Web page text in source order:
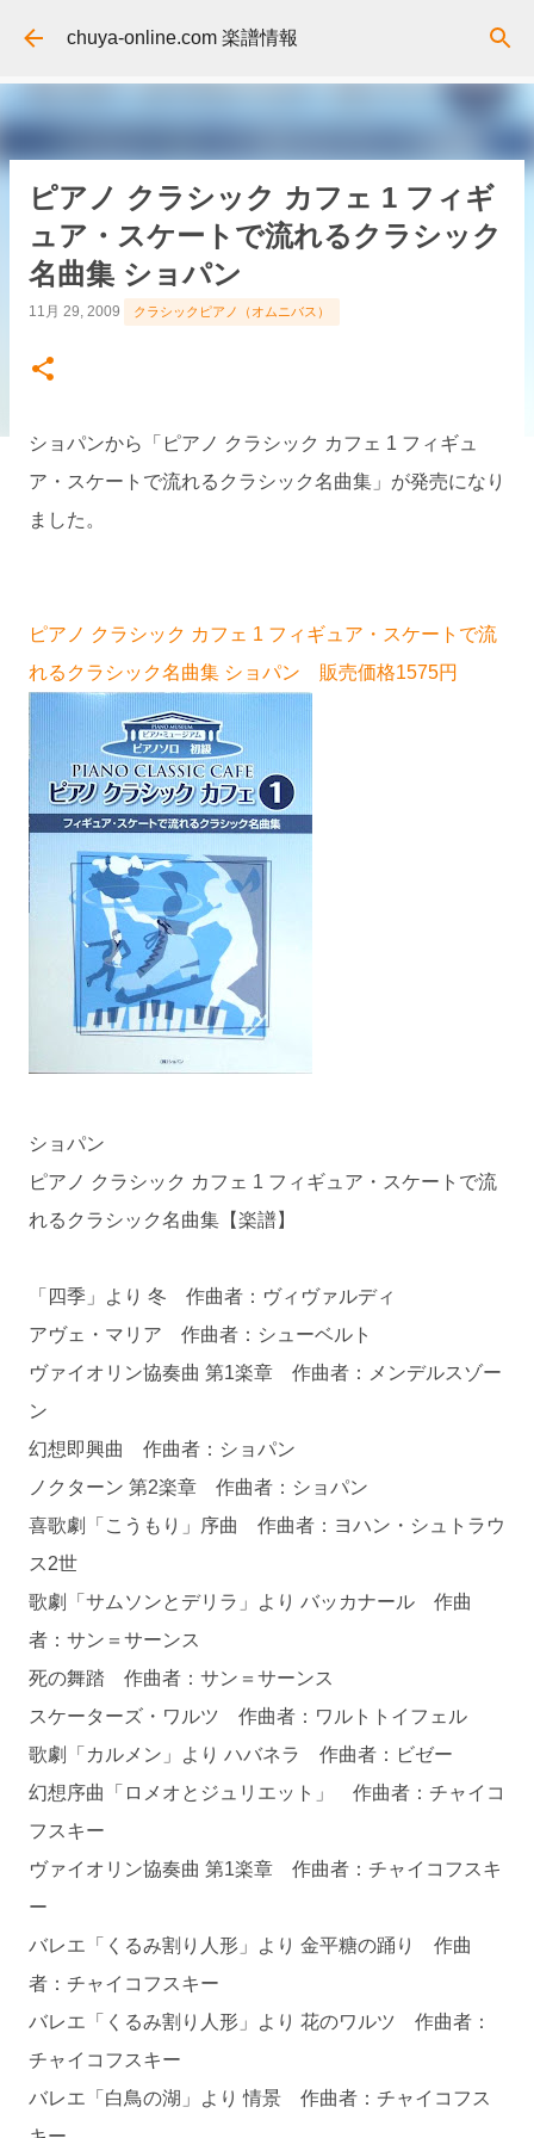
スキップしてメイン コンテンツに移動
chuya-online.com 楽譜情報
ピアノ クラシック カフェ 1 フィギ
ュア・スケートで流れるクラシック
名曲集 ショパン
11月 29, 2009 クラシックピアノ（オムニバス）
ショパンから「ピアノ クラシック カフェ 1 フィギュ
ア・スケートで流れるクラシック名曲集」が発売になり
ました。
ピアノ クラシック カフェ 1 フィギュア・スケートで流
れるクラシック名曲集 ショパン 販売価格1575円
ショパン
ピアノ クラシック カフェ 1 フィギュア・スケートで流
れるクラシック名曲集【楽譜】
「四季」より 冬 作曲者：ヴィヴァルディ
アヴェ・マリア 作曲者：シューベルト
ヴァイオリン協奏曲 第1楽章 作曲者：メンデルスゾー
ン
幻想即興曲 作曲者：ショパン
ノクターン 第2楽章 作曲者：ショパン
喜歌劇「こうもり」序曲 作曲者：ヨハン・シュトラウ
ス2世
歌劇「サムソンとデリラ」より バッカナール 作曲
者：サン＝サーンス
死の舞踏 作曲者：サン＝サーンス
スケーターズ・ワルツ 作曲者：ワルトトイフェル
歌劇「カルメン」より ハバネラ 作曲者：ビゼー
幻想序曲「ロメオとジュリエット」 作曲者：チャイコ
フスキー
ヴァイオリン協奏曲 第1楽章 作曲者：チャイコフスキ
ー
バレエ「くるみ割り人形」より 金平糖の踊り 作曲
者：チャイコフスキー
バレエ「くるみ割り人形」より 花のワルツ 作曲者：
チャイコフスキー
バレエ「白鳥の湖」より 情景 作曲者：チャイコフス